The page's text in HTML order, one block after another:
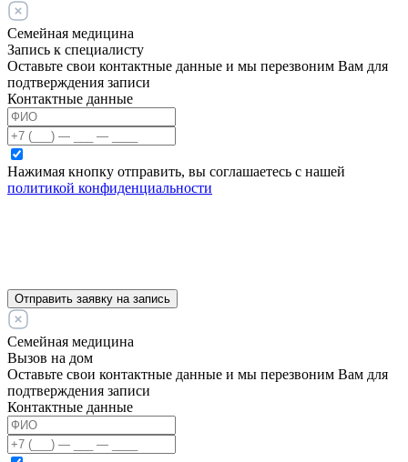
Семейная медицина
Запись к специалисту
Оставьте свои контактные данные и мы перезвоним Вам для
подтверждения записи
Контактные данные
Нажимая кнопку отправить, вы соглашаетесь с нашей
политикой конфиденциальности
Отправить заявку на запись
Семейная медицина
Вызов на дом
Оставьте свои контактные данные и мы перезвоним Вам для
подтверждения записи
Контактные данные